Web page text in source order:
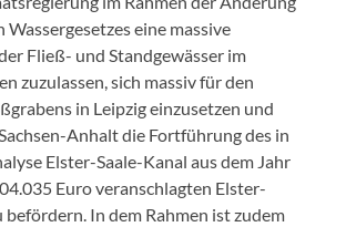
Wassergesetzes eine massive
Fließ- und Standgewässer im
zuzulassen, sich massiv für den
in Leipzig einzusetzen und
Anhalt die Fortführung des in
Elster-Saale-Kanal aus dem Jahr
Euro veranschlagten Elster-
befördern. In dem Rahmen ist zudem